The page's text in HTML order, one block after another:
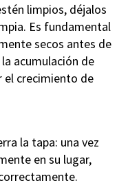
limpios, déjalos
Es fundamental
secos antes de
acumulación de
el crecimiento de
la tapa: una vez
en su lugar,